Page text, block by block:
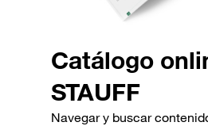
Catálogo
STAUFF
Navegar y buscar